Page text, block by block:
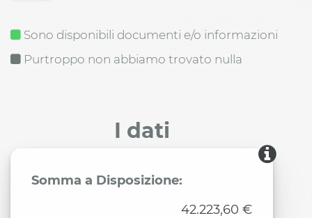
Sono disponibili documenti e/o informazioni
Purtroppo non abbiamo trovato nulla
I dati
Somma a Disposizione:
42.223,60 €